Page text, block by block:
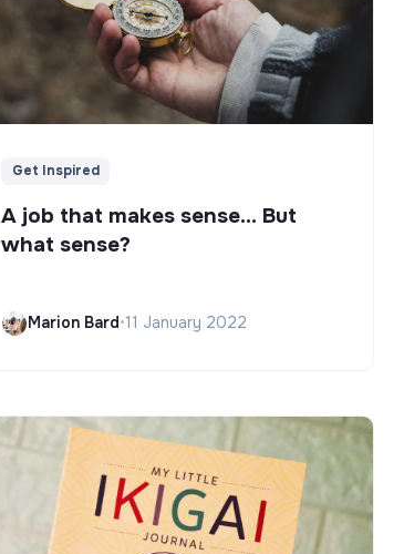
Get Inspired
A job that makes sense... But
what sense?
Marion Bard•11 January 2022